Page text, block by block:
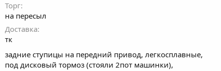
Торг
на пересыл
Доставка
тк
задние ступицы на передний привод, легкосплавные,
под дисковый тормоз (стояли 2пот машинки),